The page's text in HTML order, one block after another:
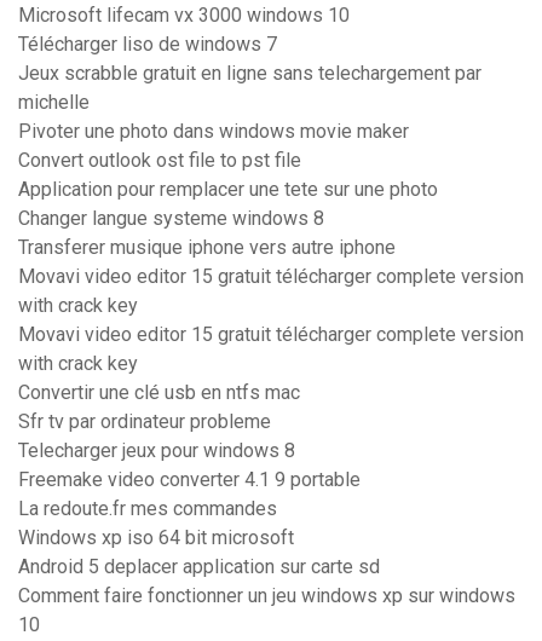
Microsoft lifecam vx 3000 windows 10
Télécharger liso de windows 7
Jeux scrabble gratuit en ligne sans telechargement par
michelle
Pivoter une photo dans windows movie maker
Convert outlook ost file to pst file
Application pour remplacer une tete sur une photo
Changer langue systeme windows 8
Transferer musique iphone vers autre iphone
Movavi video editor 15 gratuit télécharger complete version
with crack key
Movavi video editor 15 gratuit télécharger complete version
with crack key
Convertir une clé usb en ntfs mac
Sfr tv par ordinateur probleme
Telecharger jeux pour windows 8
Freemake video converter 4.1 9 portable
La redoute.fr mes commandes
Windows xp iso 64 bit microsoft
Android 5 deplacer application sur carte sd
Comment faire fonctionner un jeu windows xp sur windows
10